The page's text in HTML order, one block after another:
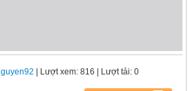
| Lượt xem: 816 | Lượt tải: 0